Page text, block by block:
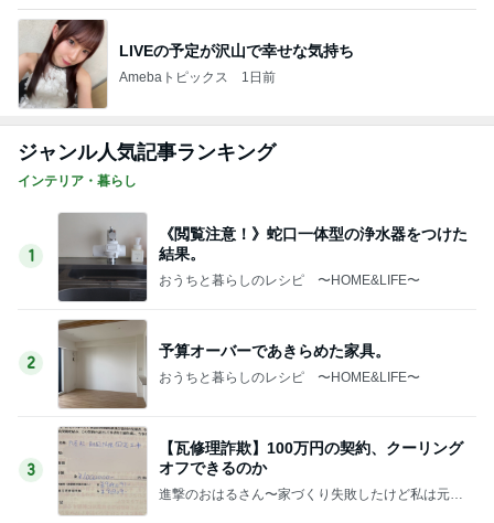
LIVEの予定が沢山で幸せな気持ち
Amebaトピックス 1日前
ジャンル人気記事ランキング
インテリア・暮らし
1
《閲覧注意！》蛇口一体型の浄水器をつけた
結果。
おうちと暮らしのレシピ 〜HOME&LIFE〜
2
予算オーバーであきらめた家具。
おうちと暮らしのレシピ 〜HOME&LIFE〜
3
【瓦修理詐欺】100万円の契約、クーリング
オフできるのか
進撃のおはるさん〜家づくり失敗したけど私は元気